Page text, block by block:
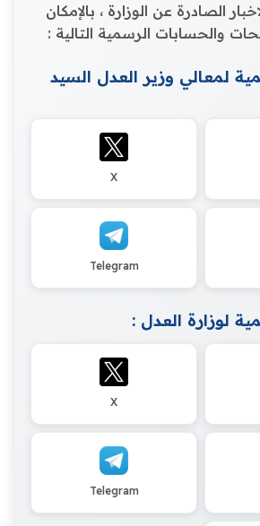
الصادرة عن الوزارة ، بالإمكان
والحسابات الرسمية التالية :
لمعالي وزير العدل السيد
X
Telegram
لوزارة العدل :
X
Telegram